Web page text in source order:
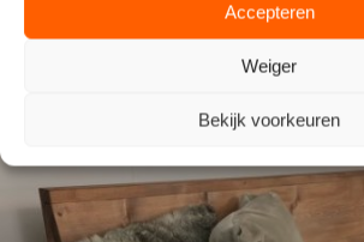
Accepteren
Weiger
Bekijk voorkeuren